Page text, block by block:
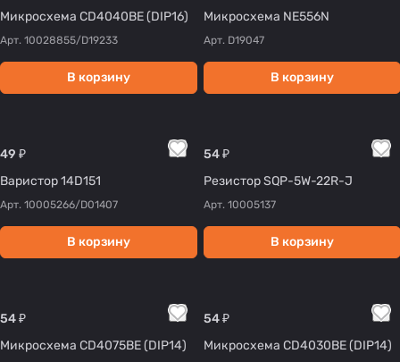
Микросхема CD4040BE (DIP16)
Арт. 10028855/D19233
В корзину
Микросхема NE556N
Арт. D19047
В корзину
49 ₽
Варистор 14D151
Арт. 10005266/D01407
В корзину
54 ₽
Резистор SQP-5W-22R-J
Арт. 10005137
В корзину
54 ₽
Микросхема CD4075BE (DIP14)
54 ₽
Микросхема CD4030BE (DIP14)